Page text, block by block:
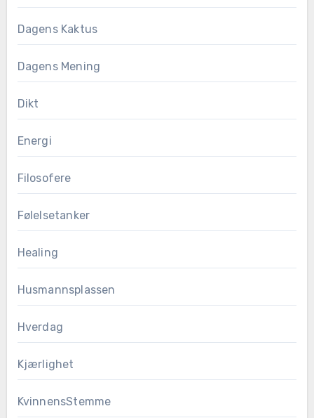
Dagens Kaktus
Dagens Mening
Dikt
Energi
Filosofere
Følelsetanker
Healing
Husmannsplassen
Hverdag
Kjærlighet
KvinnensStemme